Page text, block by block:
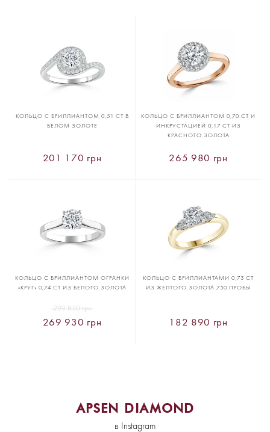
КОЛЬЦО С БРИЛЛИАНТОМ 0,51 CT В
БЕЛОМ ЗОЛОТЕ
201 170 грн
КОЛЬЦО С БРИЛЛИАНТОМ 0,70 CT И
ИНКРУСТАЦИЕЙ 0,17 CT ИЗ
КРАСНОГО ЗОЛОТА
265 980 грн
КОЛЬЦО С БРИЛЛИАНТОМ ОГРАНКИ
«КРУГ» 0,74 CT ИЗ БЕЛОГО ЗОЛОТА
269 930 грн
299 850 грн
КОЛЬЦО С БРИЛЛИАНТАМИ 0,73 CT
ИЗ ЖЕЛТОГО ЗОЛОТА 750 ПРОБЫ
182 890 грн
APSEN DIAMOND
в Instagram